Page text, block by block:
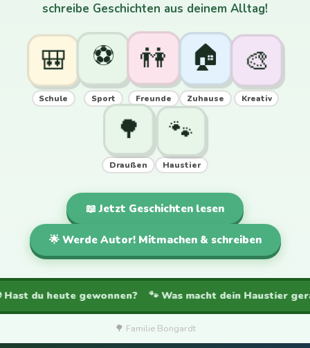
schreibe Geschichten aus deinem Alltag!
🎒
Schule
⚽
Sport
👫
Freunde
🏠
Zuhause
🎨
Kreativ
🌳
Draußen
🐾
Haustier
📖 Jetzt Geschichten lesen
🌟 Werde Autor! Mitmachen & schreiben
du heute gewonnen? 🐾 Was macht dein Haustier
🌳 Familie Bongardt